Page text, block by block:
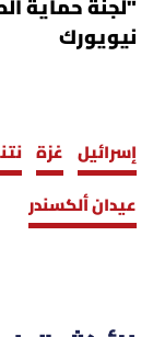
"لجنة حماية
نيويورك
إسرائيل غزة
عيدان ألكسندر